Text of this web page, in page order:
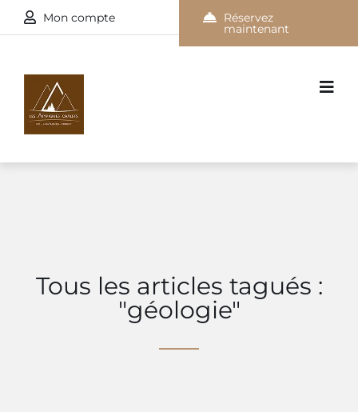
Mon compte Réservez
maintenant
Tous les articles tagués :
"géologie"